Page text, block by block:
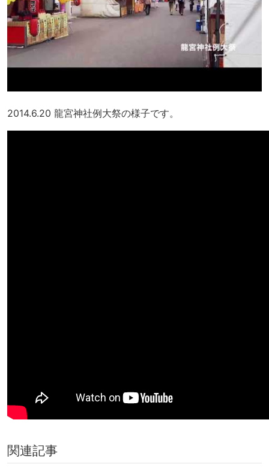
2014.6.20 龍宮神社例大祭の様子です。
関連記事